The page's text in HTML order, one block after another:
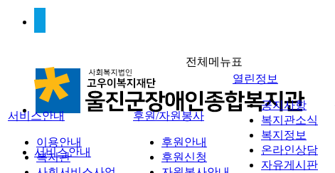
서비스안내
전체메뉴표
서비스안내
이용안내
복지관
후원/자원봉사
후원안내
후원신청
열린정보
공지사항
복지관소식
복지정보
온라인상담
자유게시판